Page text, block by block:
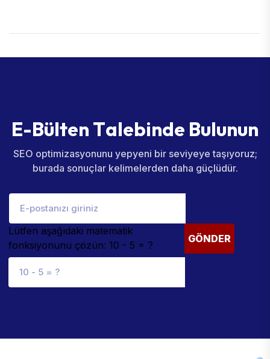
E-Bülten Talebinde Bulunun
SEO optimizasyonunu yepyeni bir seviyeye taşıyoruz;
burada sonuçlar kelimelerden daha güçlüdür.
Lütfen aşağıdaki matematik
fonksiyonunu çözün: 10 - 5 = ?
GÖNDER